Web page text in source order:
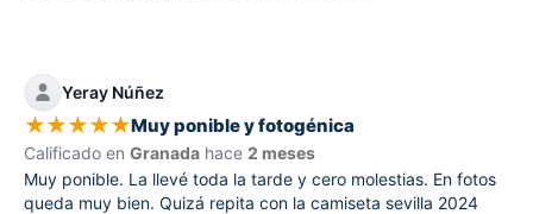
Yeray Núñez
★★★★★Muy ponible y fotogénica
Calificado en Granada hace 2 meses
Muy ponible. La llevé toda la tarde y cero molestias. En fotos
queda muy bien. Quizá repita con la camiseta sevilla 2024